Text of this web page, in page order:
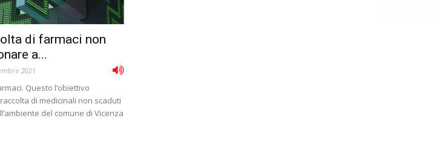
di farmaci non
a...
2021
Questo l’obiettivo
di medicinali non scaduti
del comune di Vicenza